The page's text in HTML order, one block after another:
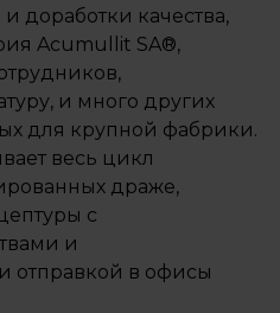
доработки качества,
Acumullit SA®,
и много других
для крупной фабрики.
весь цикл
драже,
с
и
отправкой в офисы